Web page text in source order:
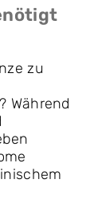
zu
Während